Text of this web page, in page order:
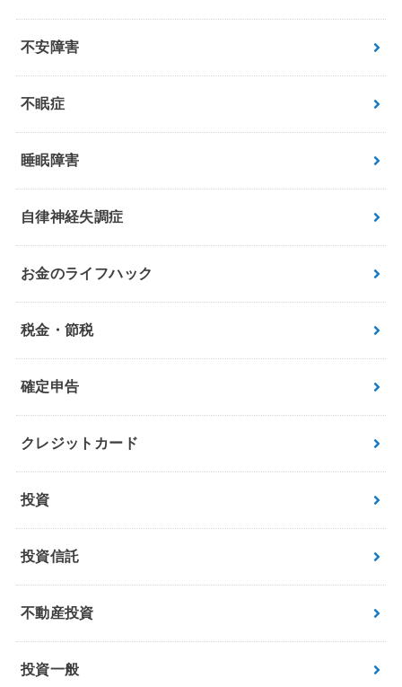
不安障害
不眠症
睡眠障害
自律神経失調症
お金のライフハック
税金・節税
確定申告
クレジットカード
投資
投資信託
不動産投資
投資一般